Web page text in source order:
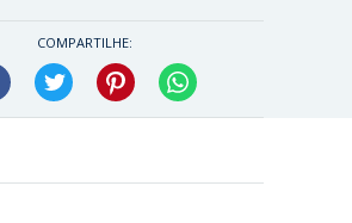
COMPARTILHE:
Facebook Twitter Pinterest